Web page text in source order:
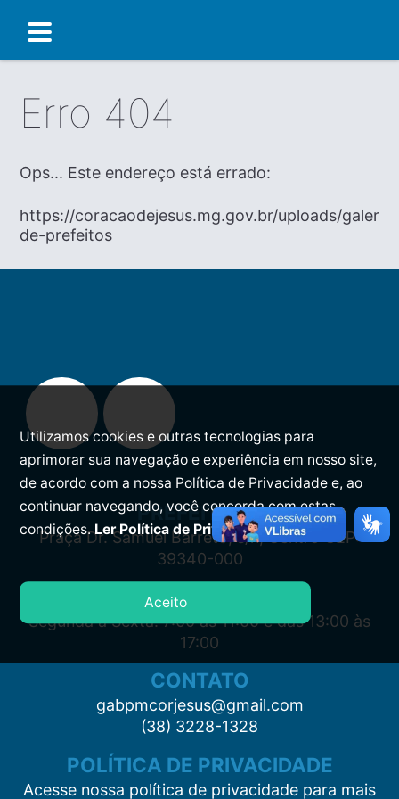
Erro 404
Ops... Este endereço está errado:
https://coracaodejesus.mg.gov.br/uploads/galeria-
de-prefeitos
PREFEITURA
Praça Dr. Samuel Barreto, s/n, Centro CEP:
39340-000
ATENDIMENTO
Segunda à Sexta: 7:00 às 11:00 e das 13:00 às
17:00
CONTATO
gabpmcorjesus@gmail.com
(38) 3228-1328
POLÍTICA DE PRIVACIDADE
Acesse nossa política de privacidade para mais
Utilizamos cookies e outras tecnologias para
aprimorar sua navegação e experiência em nosso site,
de acordo com a nossa Política de Privacidade e, ao
continuar navegando, você concorda com estas
condições.Ler Política de Privacidade.
Aceito